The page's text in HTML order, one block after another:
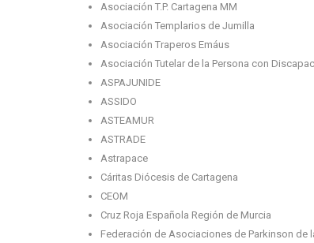
Asociación T.P. Cartagena MM
Asociación Templarios de Jumilla
Asociación Traperos Emáus
Asociación Tutelar de la Persona con
ASPAJUNIDE
ASSIDO
ASTEAMUR
ASTRADE
Astrapace
Cáritas Diócesis de Cartagena
CEOM
Cruz Roja Española Región de Murcia
Federación de Asociaciones de Parkinson de